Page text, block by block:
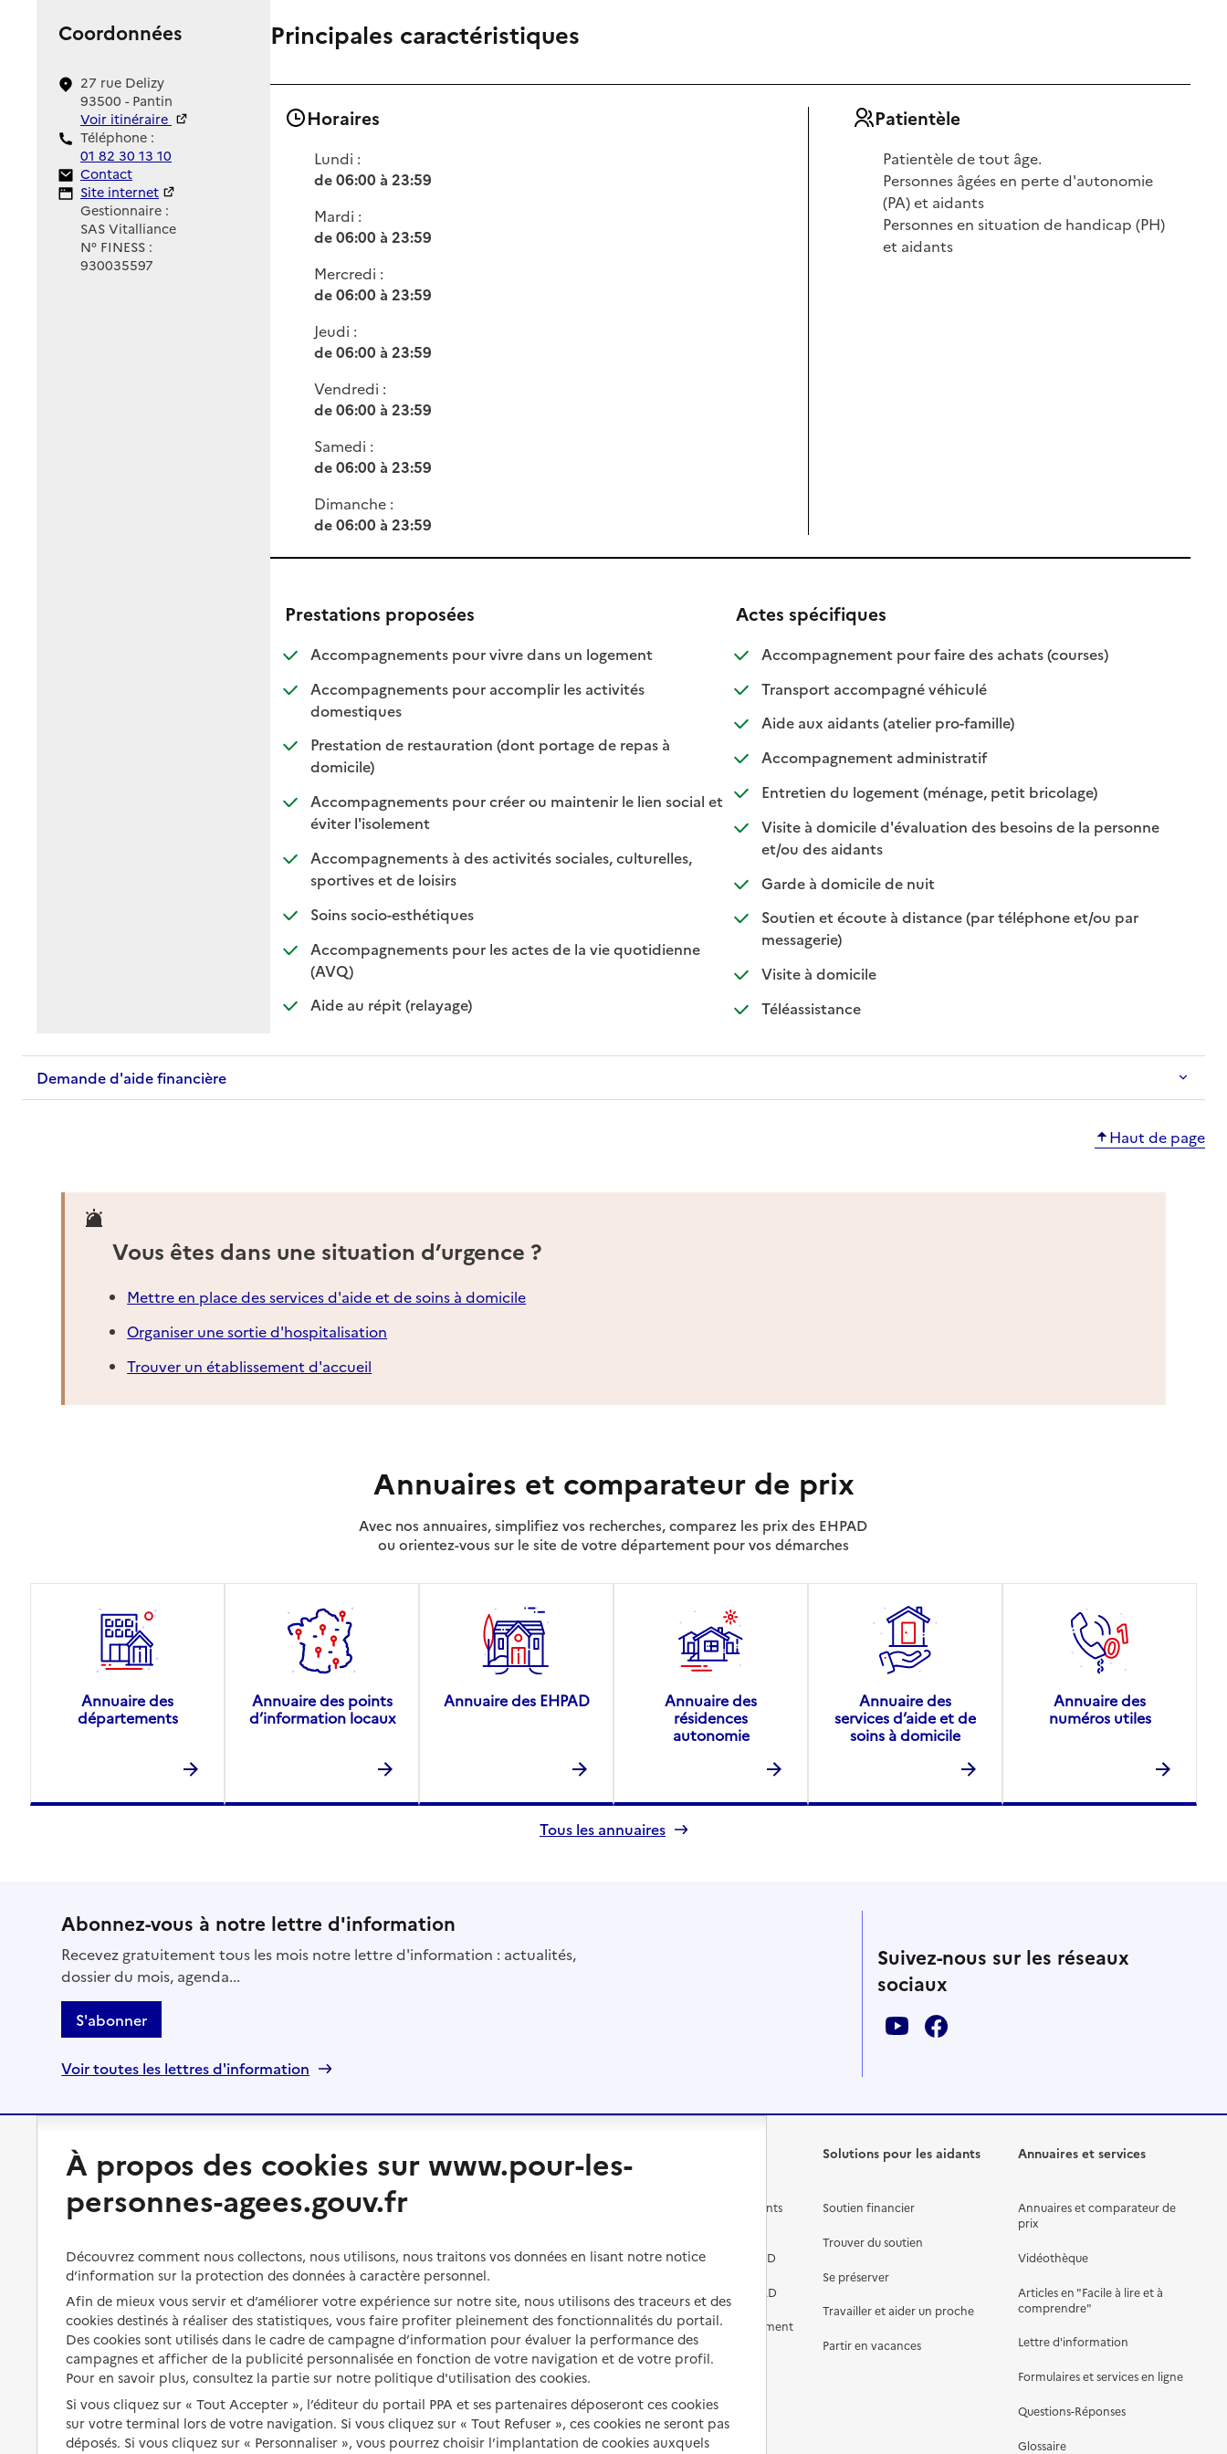
Coordonnées
27 rue Delizy
93500 - Pantin
Voir itinéraire
Téléphone :
01 82 30 13 10
Contact
Contact
Site Internet
Site internet
Gestionnaire :
SAS Vitalliance
N° FINESS :
930035597
Principales caractéristiques
Horaires
Lundi :
de 06:00 à 23:59
Mardi :
de 06:00 à 23:59
Mercredi :
de 06:00 à 23:59
Jeudi :
de 06:00 à 23:59
Vendredi :
de 06:00 à 23:59
Samedi :
de 06:00 à 23:59
Dimanche :
de 06:00 à 23:59
Patientèle
Patientèle de tout âge.
Personnes âgées en perte d'autonomie
(PA) et aidants
Personnes en situation de handicap (PH)
et aidants
Prestations proposées
Accompagnements pour vivre dans un logement: disponible
: non disponible
Accompagnements pour accomplir les activités
domestiques: disponible
: non disponible
Prestation de restauration (dont portage de repas à
domicile): disponible
: non disponible
Accompagnements pour créer ou maintenir le lien social et
éviter l'isolement: disponible
: non disponible
Accompagnements à des activités sociales, culturelles,
sportives et de loisirs: disponible
: non disponible
Soins socio-esthétiques: disponible
: non disponible
Accompagnements pour les actes de la vie quotidienne
(AVQ)
: disponible
: non disponible
Aide au répit (relayage): disponible
: non disponible
Actes spécifiques
Accompagnement pour faire des achats (courses): disponible
: non disponible
Transport accompagné véhiculé: disponible
: non disponible
Aide aux aidants (atelier pro-famille): disponible
: non disponible
Accompagnement administratif: disponible
: non disponible
Entretien du logement (ménage, petit bricolage): disponible
: non disponible
Visite à domicile d'évaluation des besoins de la personne
et/ou des aidants: disponible
: non disponible
Garde à domicile de nuit: disponible
: non disponible
Soutien et écoute à distance (par téléphone et/ou par
messagerie): disponible
: non disponible
Visite à domicile: disponible
: non disponible
Téléassistance: disponible
: non disponible
Demande d'aide financière
Haut de page
Vous êtes dans une situation d’urgence ?
Mettre en place des services d'aide et de soins à domicile
Organiser une sortie d'hospitalisation
Trouver un établissement d'accueil
Annuaires et comparateur de prix
Avec nos annuaires, simplifiez vos recherches, comparez les prix des EHPAD
ou orientez-vous sur le site de votre département pour vos démarches
Annuaire des
départements
Annuaire des points
d’information locaux
Annuaire des EHPAD
Annuaire des
résidences
autonomie
Annuaire des
services d’aide et de
soins à domicile
Annuaire des
numéros utiles
Tous les annuaires
Abonnez-vous à notre lettre d'information
Recevez gratuitement tous les mois notre lettre d'information : actualités,
dossier du mois, agenda...
S'abonner
Voir toutes les lettres d'information
Suivez-nous sur les réseaux
sociaux
Préserver son autonomie
Perte d'autonomie : évaluation
et droits
Aménager son logement et
s'équiper
Préserver son autonomie et sa
santé
Organiser à l'avance sa propre
protection
Les mesures de protection
Les obligations de la famille
Vivre à domicile
Bénéficier d'aide à domicile
Aides financières
Solutions d'accueil temporaire
Partager son logement
Vivre à domicile avec une
Être hospitalisé
services pour seniors
Vivre en accueil familial
Autres solutions de logement
Les différents établissements
Préparer l'entrée en EHPAD
Aides financières en EHPAD
Prévention, accompagnement
et soins
Droits en EHPAD
Solutions pour les aidants
Soutien financier
Trouver du soutien
Se préserver
Travailler et aider un proche
Partir en vacances
Annuaires et services
Annuaires et comparateur de
prix
Vidéothèque
Articles en "Facile à lire et à
comprendre"
Lettre d'information
Formulaires et services en ligne
Questions-Réponses
Glossaire
À propos des cookies sur www.pour-les-
personnes-agees.gouv.fr
Découvrez comment nous collectons, nous utilisons, nous traitons vos données en lisant notre notice
d’information sur la protection des données à caractère personnel.
Afin de mieux vous servir et d’améliorer votre expérience sur notre site, nous utilisons des traceurs et des
cookies destinés à réaliser des statistiques, vous faire profiter pleinement des fonctionnalités du portail.
Des cookies sont utilisés dans le cadre de campagne d’information pour évaluer la performance des
campagnes et afficher de la publicité personnalisée en fonction de votre navigation et de votre profil.
Pour en savoir plus, consultez la partie sur notre politique d'utilisation des cookies.
Si vous cliquez sur « Tout Accepter », l’éditeur du portail PPA et ses partenaires déposeront ces cookies
sur votre terminal lors de votre navigation. Si vous cliquez sur « Tout Refuser », ces cookies ne seront pas
déposés. Si vous cliquez sur « Personnaliser », vous pourrez choisir l’implantation de cookies auxquels